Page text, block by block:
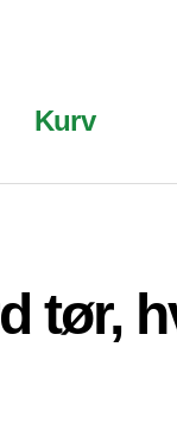
Kurv
tør,